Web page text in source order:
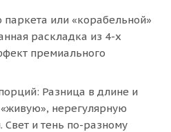
или «корабельной»
раскладка из 4-х
премиального
Разница в длине и
нерегулярную
Свет и тень по-разному